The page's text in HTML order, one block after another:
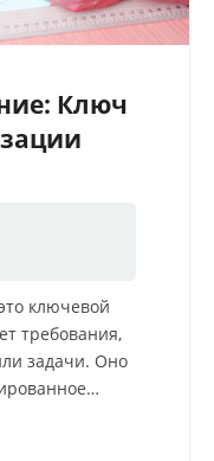
Ключ
ключевой
требования,
задачи. Оно